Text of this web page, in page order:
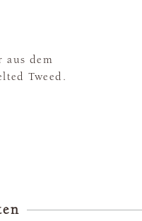
aus dem
Tweed.